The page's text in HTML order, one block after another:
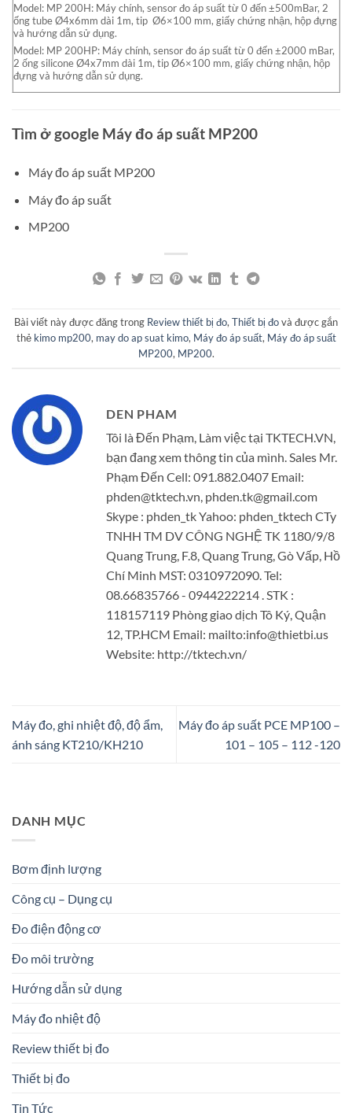
Model: MP 200H: Máy chính, sensor đo áp suất từ 0 đến ±500mBar, 2
ống tube Ø4x6mm dài 1m, tip Ø6×100 mm, giấy chứng nhận, hộp đựng
và hướng dẫn sử dụng.
Model: MP 200HP: Máy chính, sensor đo áp suất từ 0 đến ±2000 mBar,
2 ống silicone Ø4x7mm dài 1m, tip Ø6×100 mm, giấy chứng nhận, hộp
đựng và hướng dẫn sử dụng.
Tìm ở google Máy đo áp suất MP200
Máy đo áp suất MP200
Máy đo áp suất
MP200
Bài viết này được đăng trong Review thiết bị đo,Thiết bị đovà được gắn
thẻ kimo mp200, may do ap suat kimo, Máy đo áp suất, Máy đo áp suất
MP200, MP200.
DEN PHAM
Tôi là Đến Phạm, Làm việc tại TKTECH.VN,
bạn đang xem thông tin của mình. Sales Mr.
Phạm Đến Cell: 091.882.0407 Email:
phden@tktech.vn, phden.tk@gmail.com
Skype : phden_tk Yahoo: phden_tktech CTy
TNHH TM DV CÔNG NGHỆ TK 1180/9/8
Quang Trung, F.8, Quang Trung, Gò Vấp, Hồ
Chí Minh MST: 0310972090. Tel:
08.66835766 - 0944222214 . STK :
118157119 Phòng giao dịch Tô Ký, Quận
12, TP.HCM Email: mailto:info@thietbi.us
Website: http://tktech.vn/
Máy đo, ghi nhiệt độ, độ ẩm,
ánh sáng KT210/KH210
Máy đo áp suất PCE MP100 –
101 – 105 – 112 -120
DANH MỤC
Bơm định lượng
Công cụ – Dụng cụ
Đo điện động cơ
Đo môi trường
Hướng dẫn sử dụng
Máy đo nhiệt độ
Review thiết bị đo
Thiết bị đo
Tin Tức